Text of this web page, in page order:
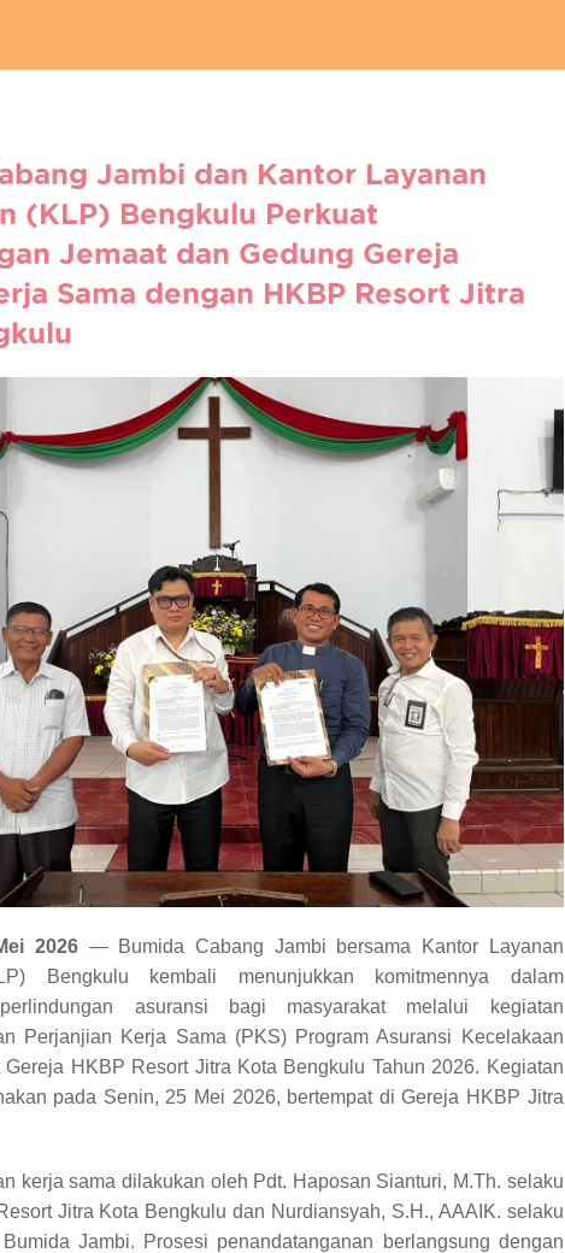
Jambi dan Kantor Layanan
(KLP) Bengkulu Perkuat
Jemaat dan Gedung Gereja
Sama dengan HKBP Resort Jitra
2026 — Bumida Cabang Jambi bersama Kantor Layanan
Bengkulu kembali menunjukkan komitmennya dalam
asuransi bagi masyarakat melalui kegiatan
Perjanjian Kerja Sama (PKS) Program Asuransi Kecelakaan
HKBP Resort Jitra Kota Bengkulu Tahun 2026. Kegiatan
pada Senin, 25 Mei 2026, bertempat di Gereja HKBP Jitra
kerja sama dilakukan oleh Pdt. Haposan Sianturi, M.Th. selaku
Jitra Kota Bengkulu dan Nurdiansyah, S.H., AAAIK. selaku
Jambi. Prosesi penandatanganan berlangsung dengan